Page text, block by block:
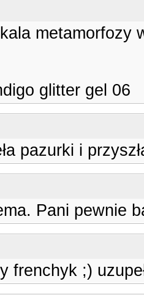
metamorfozy
glitter gel 06
pazurki i
Pani pewnie
frenchyk ;)